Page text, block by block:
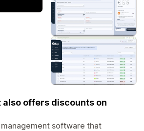
offers discounts on
software that